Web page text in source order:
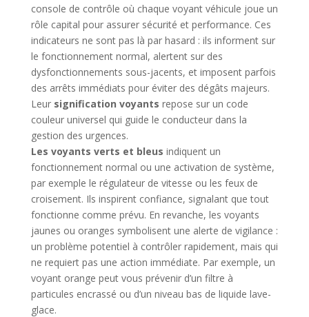
console de contrôle où chaque voyant véhicule joue un
rôle capital pour assurer sécurité et performance. Ces
indicateurs ne sont pas là par hasard : ils informent sur
le fonctionnement normal, alertent sur des
dysfonctionnements sous-jacents, et imposent parfois
des arrêts immédiats pour éviter des dégâts majeurs.
Leur signification voyants repose sur un code
couleur universel qui guide le conducteur dans la
gestion des urgences.
Les voyants verts et bleus indiquent un
fonctionnement normal ou une activation de système,
par exemple le régulateur de vitesse ou les feux de
croisement. Ils inspirent confiance, signalant que tout
fonctionne comme prévu. En revanche, les voyants
jaunes ou oranges symbolisent une alerte de vigilance :
un problème potentiel à contrôler rapidement, mais qui
ne requiert pas une action immédiate. Par exemple, un
voyant orange peut vous prévenir d’un filtre à
particules encrassé ou d’un niveau bas de liquide lave-
glace.